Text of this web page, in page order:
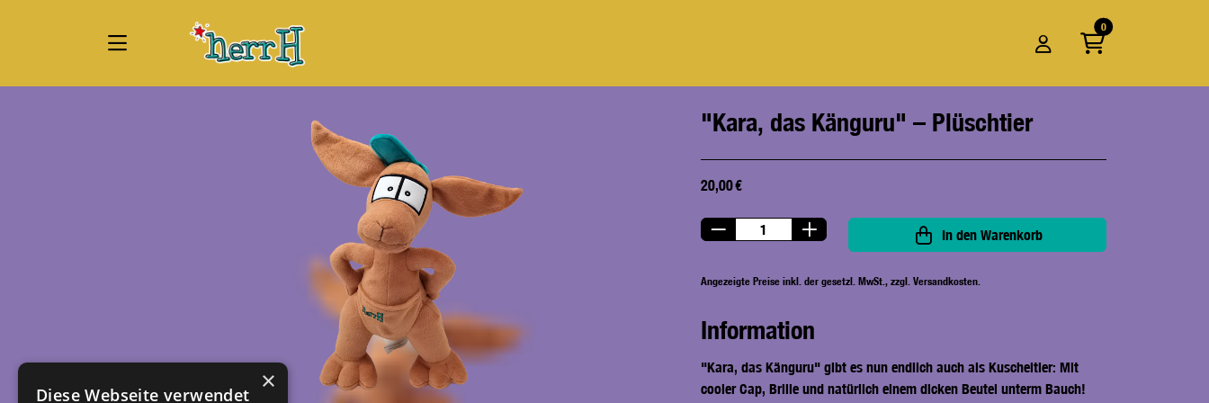
0
"Kara, das Känguru" – Plüschtier
20,00 €
In den Warenkorb
Angezeigte Preise inkl. der gesetzl. MwSt., zzgl. Versandkosten.
Information
"Kara, das Känguru" gibt es nun endlich auch als Kuscheltier: Mit
cooler Cap, Brille und natürlich einem dicken Beutel unterm Bauch!
×
Diese Webseite verwendet